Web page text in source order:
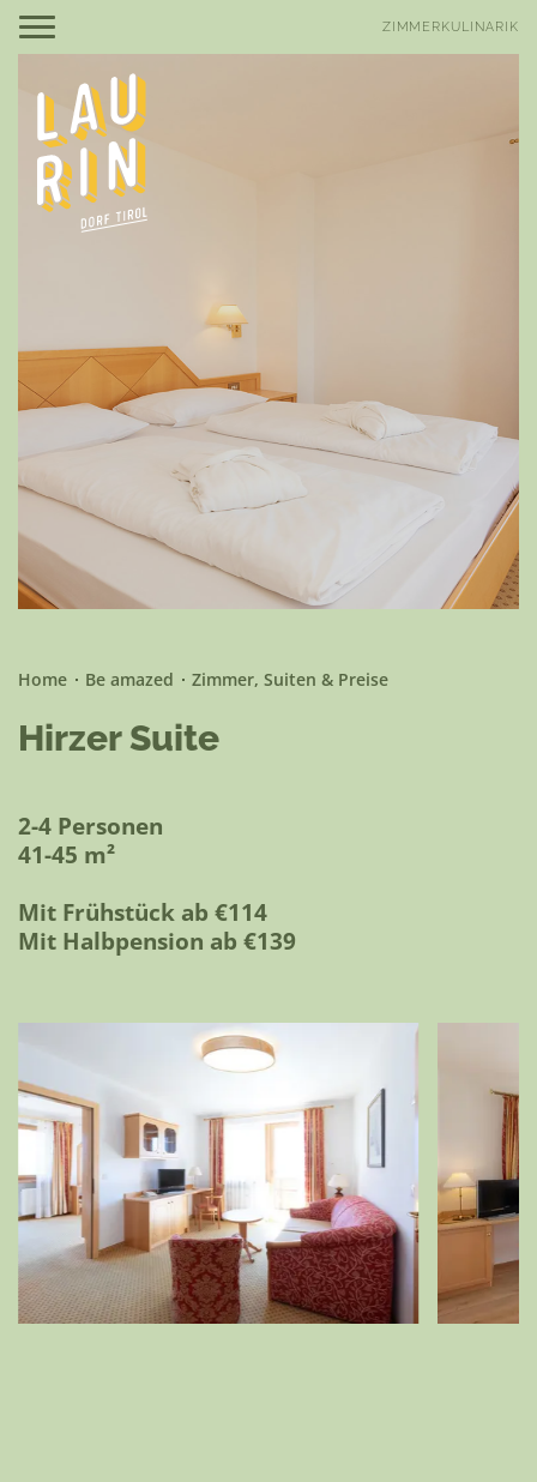
ZIMMERKULINARIK
Be Laurin
Be amazed
Angebote
Gut zu wissen
Inklusivleistungen
Be relaxed
Be active
Home Be amazed Zimmer, Suiten & Preise
Hirzer Suite
2-4 Personen
41-45 m²
Mit Frühstück ab €114
Mit Halbpension ab €139